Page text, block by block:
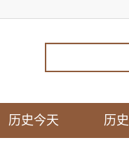
历史今天 历